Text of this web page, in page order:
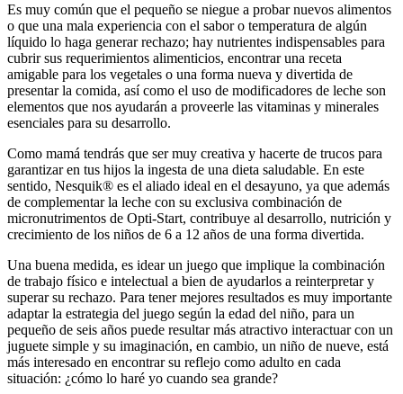
Es muy común que el pequeño se niegue a probar nuevos alimentos
o que una mala experiencia con el sabor o temperatura de algún
líquido lo haga generar rechazo; hay nutrientes indispensables para
cubrir sus requerimientos alimenticios, encontrar una receta
amigable para los vegetales o una forma nueva y divertida de
presentar la comida, así como el uso de modificadores de leche son
elementos que nos ayudarán a proveerle las vitaminas y minerales
esenciales para su desarrollo.
Como mamá tendrás que ser muy creativa y hacerte de trucos para
garantizar en tus hijos la ingesta de una dieta saludable. En este
sentido, Nesquik® es el aliado ideal en el desayuno, ya que además
de complementar la leche con su exclusiva combinación de
micronutrimentos de Opti-Start, contribuye al desarrollo, nutrición y
crecimiento de los niños de 6 a 12 años de una forma divertida.
Una buena medida, es idear un juego que implique la combinación
de trabajo físico e intelectual a bien de ayudarlos a reinterpretar y
superar su rechazo. Para tener mejores resultados es muy importante
adaptar la estrategia del juego según la edad del niño, para un
pequeño de seis años puede resultar más atractivo interactuar con un
juguete simple y su imaginación, en cambio, un niño de nueve, está
más interesado en encontrar su reflejo como adulto en cada
situación: ¿cómo lo haré yo cuando sea grande?